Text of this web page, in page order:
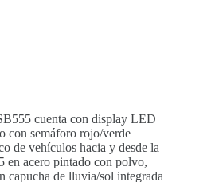
cuenta con display LED
con semáforo rojo/verde
de vehículos hacia y desde la
en acero pintado con polvo,
capucha de lluvia/sol integrada